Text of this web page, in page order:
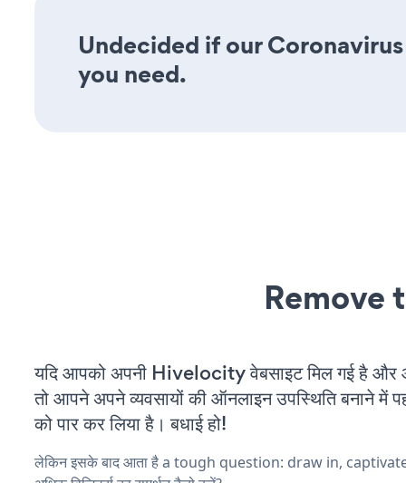
Undecided if our
you need.
Remove
यदि आपको अपनी Hivelocity वेबसाइट मिल गई है
तो आपने अपने व्यवसायों की ऑनलाइन उपस्थिति बनाने में
को पार कर लिया है। बधाई हो!
लेकिन इसके बाद आता है a tough question: draw in,